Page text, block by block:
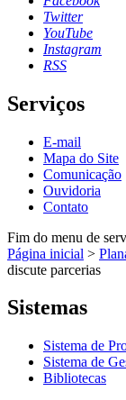
Twitter
YouTube
Instagram
RSS
Serviços
E-mail
Mapa do Site
Comunicação
Ouvidoria
Contato
Fim do menu de
Página inicial >
discute parcerias
Sistemas
Sistema de
Sistema de
Bibliotecas